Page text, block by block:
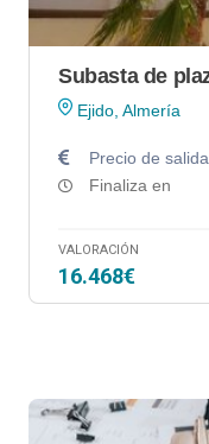
Ejido, Almería
Precio de salida
Finaliza en
VALORACIÓN
16.468€